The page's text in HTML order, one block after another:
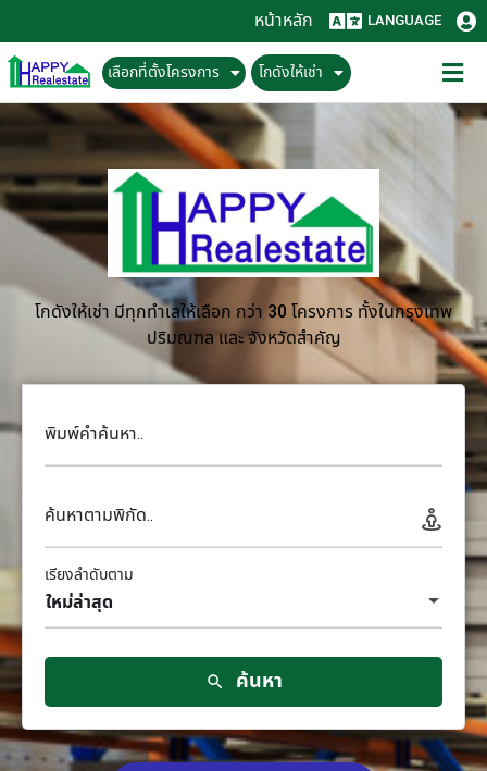
หน้าหลัก LANGUAGE
เลือกที่ตั้งโครงการ โกดังให้เช่า
โกดังให้เช่า มีทุกทำเลให้เลือก กว่า 30 โครงการ ทั้งในกรุงเทพ
ปริมณฑล และ จังหวัดสำคัญ
พิมพ์คำค้นหา..
ค้นหาตามพิกัด..
ใหม่ล่าสุด
เรียงลำดับตาม
ค้นหา